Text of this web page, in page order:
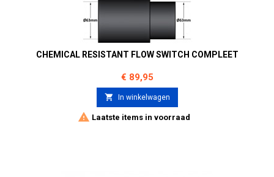
CHEMICAL RESISTANT FLOW SWITCH COMPLEET
Prijs
€ 89,95
 In winkelwagen
 Laatste items in voorraad